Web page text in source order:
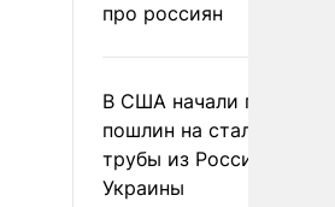
про россиян
В США начали
пошлин на стальные
трубы из России и с
Украины